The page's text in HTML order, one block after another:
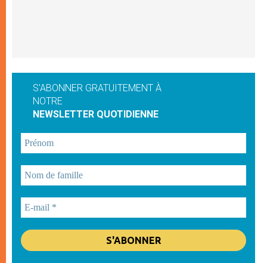
S'ABONNER GRATUITEMENT À
NOTRE
NEWSLETTER QUOTIDIENNE